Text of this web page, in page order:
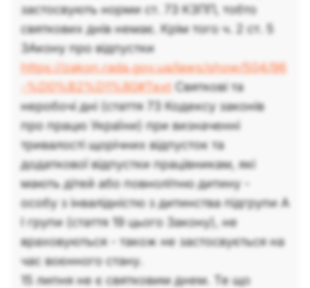
застосвують норми ст. 73 КЗПП, тобто
святкових днів немає. Крім того ч. 2 ст. 5
ЗАкону про відпустки
https://zakon.rada.gov.ua/laws/show/504/96
-%D0%B2%D1%80#Text Святкові та
неробочі дні (стаття 73 Кодексу законів
про працю України) при визначенні
тривалості щорічних відпусток та
додаткової відпустки працівникам, які
мають дітей або повнолітню дитину -
особу з інвалідністю з дитинства підгрупи А
I групи (стаття 19 цього Закону), не
враховуються - також не застосвується на
час воєнного стану.
15 липня не є святковим днем. Те що